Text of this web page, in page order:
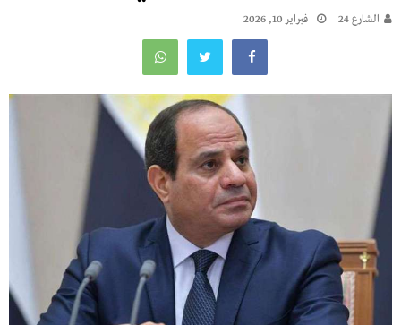
الشارع 24 فبراير 10, 2026